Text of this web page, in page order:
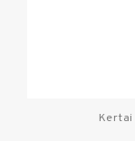
Kertai